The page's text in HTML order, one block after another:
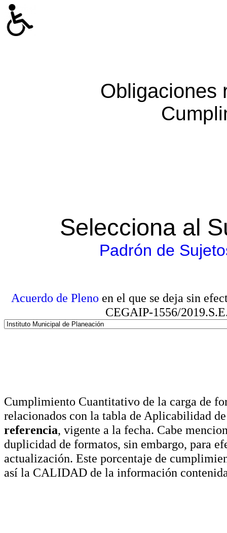
Obligaciones
Selecciona al
Padrón de
Acuerdo de Pleno en el que se deja sin
CEGAIP-1556/
Cumplimiento Cuantitativo de la carga de
relacionados con la tabla de Aplicabilidad
referencia, vigente a la fecha. Cabe
duplicidad de formatos, sin embargo, para
actualización. Este porcentaje de
así la CALIDAD de la información